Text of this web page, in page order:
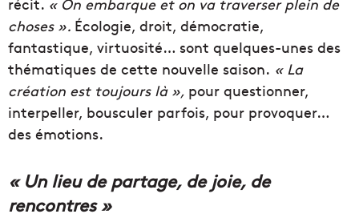
choses ». Écologie, droit, démocratie,
fantastique, virtuosité… sont quelques-unes des
thématiques de cette nouvelle saison. « La
création est toujours là », pour questionner,
interpeller, bousculer parfois, pour provoquer…
des émotions.
« Un lieu de partage, de joie, de
rencontres »